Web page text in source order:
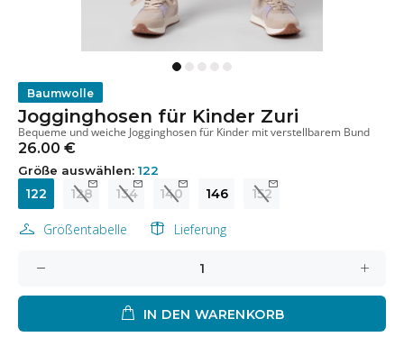
Baumwolle
Jogginghosen für Kinder Zuri
Bequeme und weiche Jogginghosen für Kinder mit verstellbarem Bund
26.00 €
Größe auswählen: 122
122 128 134 140 146 152
Größentabelle Lieferung
IN DEN WARENKORB